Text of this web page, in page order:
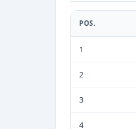
POS.
1
2
3
4